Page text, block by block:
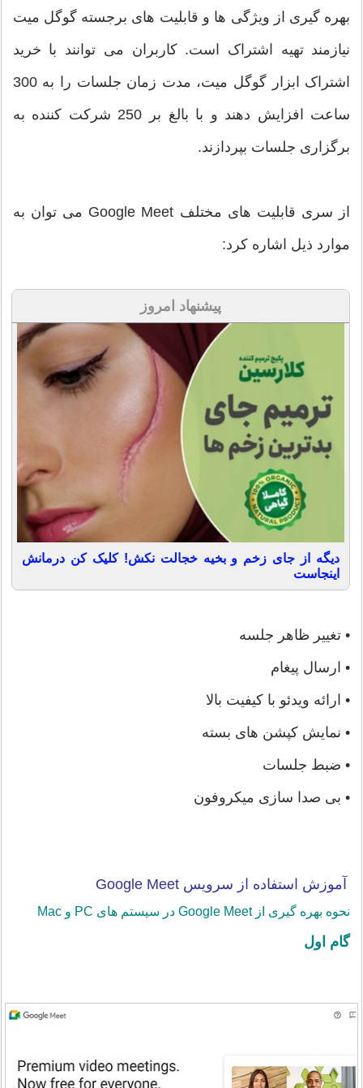
بهره گیری از ویژگی ها و قابلیت های برجسته گوگل میت
نیازمند تهیه اشتراک است. کاربران می توانند با خرید
اشتراک ابزار گوگل میت، مدت زمان جلسات را به 300
ساعت افزایش دهند و با بالغ بر 250 شرکت کننده به
برگزاری جلسات بپردازند.
از سری قابلیت های مختلف Google Meet می توان به
موارد ذیل اشاره کرد:
پیشنهاد امروز
دیگه از جای زخم و بخیه خجالت نکش! کلیک کن درمانش
اینجاست
• تغییر ظاهر جلسه
• ارسال پیغام
• ارائه ویدئو با کیفیت بالا
• نمایش کپشن های بسته
• ضبط جلسات
• بی صدا سازی میکروفون
آموزش استفاده از سرویس Google Meet
نحوه بهره گیری از Google Meet در سیستم های PC و Mac
گام اول